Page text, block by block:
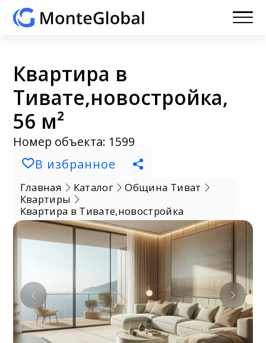
Квартира в
Тивате,новостройка,
56 м²
Номер объекта: 1599
В избранное
Главная Каталог
Община Тиват
Квартиры
Квартира в Тивате,новостройка